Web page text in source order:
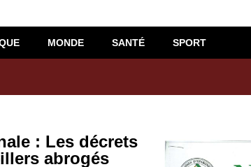
MONDE SANTÉ SPORT
total des dépôts des membres passé de 18
: Les décrets
abrogés